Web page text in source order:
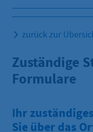
zurück zur
Zuständige
Formulare
Ihr
Sie über das